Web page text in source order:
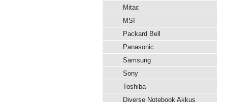
Mitac
MSI
Packard Bell
Panasonic
Samsung
Sony
Toshiba
Diverse Notebook Akkus